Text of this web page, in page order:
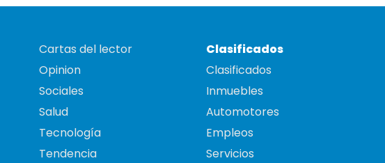
Cartas del lector
Opinion
Sociales
Salud
Tecnología
Tendencia
Clasificados
Clasificados
Inmuebles
Automotores
Empleos
Servicios